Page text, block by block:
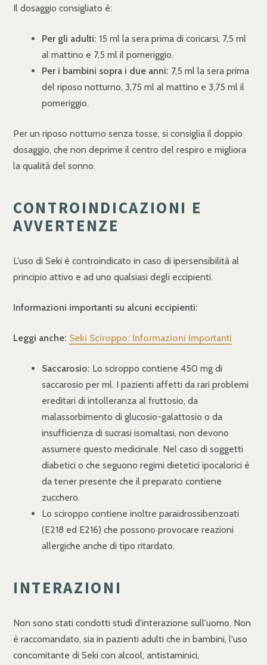
Il dosaggio consigliato è:
Per gli adulti: 15 ml la sera prima di coricarsi, 7,5 ml
al mattino e 7,5 ml il pomeriggio.
Per i bambini sopra i due anni: 7,5 ml la sera prima
del riposo notturno, 3,75 ml al mattino e 3,75 ml il
pomeriggio.
Per un riposo notturno senza tosse, si consiglia il doppio
dosaggio, che non deprime il centro del respiro e migliora
la qualità del sonno.
CONTROINDICAZIONI E
AVVERTENZE
L'uso di Seki è controindicato in caso di ipersensibilità al
principio attivo e ad uno qualsiasi degli eccipienti.
Informazioni importanti su alcuni eccipienti:
Leggi anche: Seki Sciroppo: Informazioni Importanti
Saccarosio: Lo sciroppo contiene 450 mg di
saccarosio per ml. I pazienti affetti da rari problemi
ereditari di intolleranza al fruttosio, da
malassorbimento di glucosio-galattosio o da
insufficienza di sucrasi isomaltasi, non devono
assumere questo medicinale. Nel caso di soggetti
diabetici o che seguono regimi dietetici ipocalorici è
da tener presente che il preparato contiene
zucchero.
Lo sciroppo contiene inoltre paraidrossibenzoati
(E218 ed E216) che possono provocare reazioni
allergiche anche di tipo ritardato.
INTERAZIONI
Non sono stati condotti studi d'interazione sull'uomo. Non
è raccomandato, sia in pazienti adulti che in bambini, l'uso
concomitante di Seki con alcool, antistaminici,